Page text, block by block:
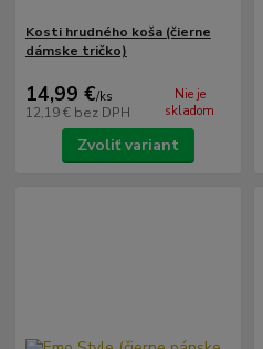
Kosti hrudného koša (čierne
dámske tričko)
14,99 €/ks
12,19 € bez DPH
Nie je
skladom
Zvoliť variant